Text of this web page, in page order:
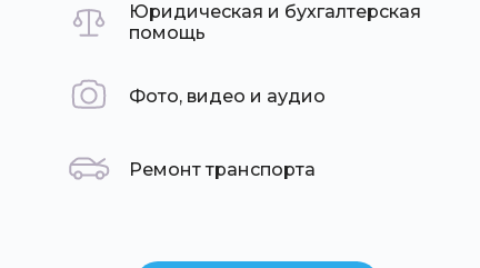
Юридическая и бухгалтерская
помощь
Фото, видео и аудио
Ремонт транспорта